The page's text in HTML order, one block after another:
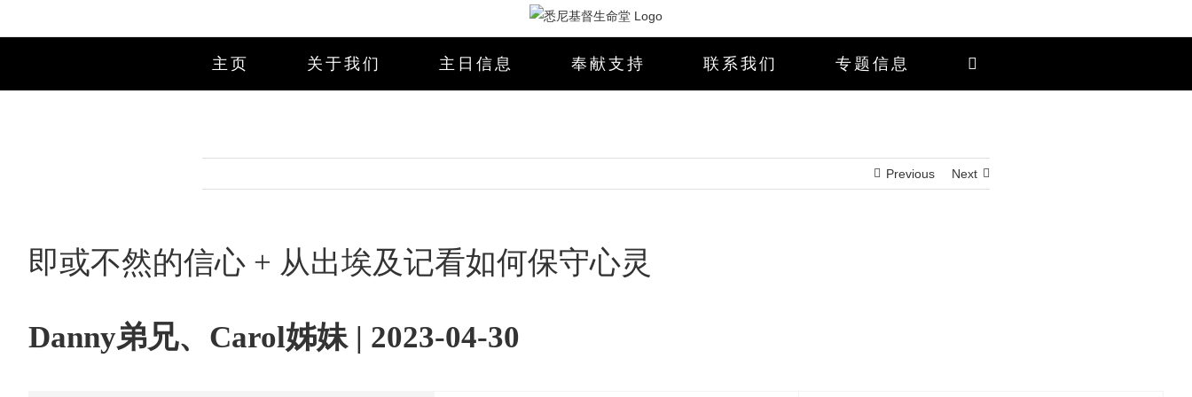
to
主页 关于我们 主日信息 奉献支持 联系我们 专题信息
Previous Next
即或不然的信心 + 从出埃及记看如何保守心灵
Danny弟兄、Carol姊妹 | 2023-04-30